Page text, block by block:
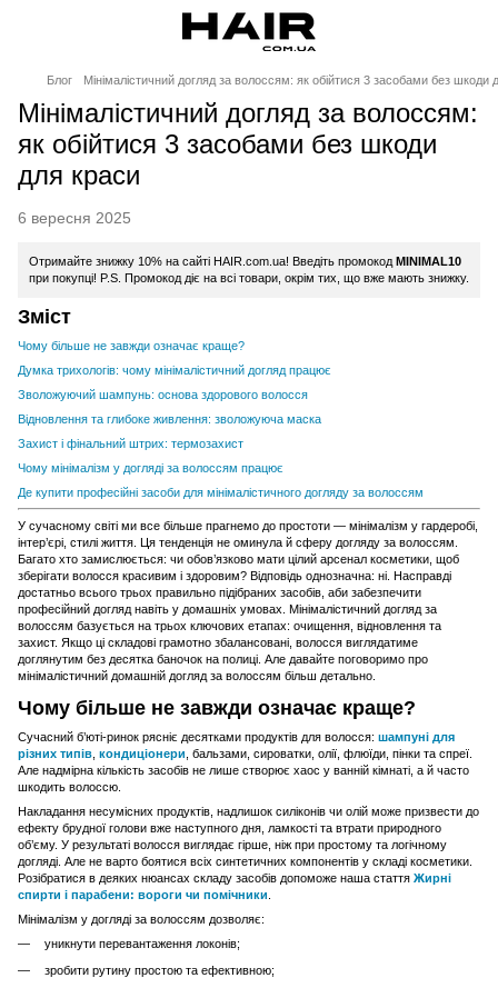
Блог Мінімалістичний догляд за волоссям: як обійтися 3 засобами без шкоди
Мінімалістичний догляд за волоссям:
як обійтися 3 засобами без шкоди
для краси
6 вересня 2025
Отримайте знижку 10% на сайті HAIR.com.ua! Введіть промокод MINIMAL10
при покупці! P.S. Промокод діє на всі товари, окрім тих, що вже мають знижку.
Зміст
Чому більше не завжди означає краще?
Думка трихологів: чому мінімалістичний догляд працює
Зволожуючий шампунь: основа здорового волосся
Відновлення та глибоке живлення: зволожуюча маска
Захист і фінальний штрих: термозахист
Чому мінімалізм у догляді за волоссям працює
Де купити професійні засоби для мінімалістичного догляду за волоссям
У сучасному світі ми все більше прагнемо до простоти — мінімалізм у гардеробі,
інтер’єрі, стилі життя. Ця тенденція не оминула й сферу догляду за волоссям.
Багато хто замислюється: чи обов’язково мати цілий арсенал косметики, щоб
зберігати волосся красивим і здоровим? Відповідь однозначна: ні. Насправді
достатньо всього трьох правильно підібраних засобів, аби забезпечити
професійний догляд навіть у домашніх умовах. Мінімалістичний догляд за
волоссям базується на трьох ключових етапах: очищення, відновлення та
захист. Якщо ці складові грамотно збалансовані, волосся виглядатиме
доглянутим без десятка баночок на полиці. Але давайте поговоримо про
мінімалістичний домашній догляд за волоссям більш детально.
Чому більше не завжди означає краще?
Сучасний б’юті-ринок рясніє десятками продуктів для волосся: шампуні для
різних типів кондиціонери , бальзами, сироватки, олії, флюїди, пінки та спреї.
Але надмірна кількість засобів не лише створює хаос у ванній кімнаті, а й часто
шкодить волоссю.
Накладання несумісних продуктів, надлишок силіконів чи олій може призвести до
ефекту брудної голови вже наступного дня, ламкості та втрати природного
об’єму. У результаті волосся виглядає гірше, ніж при простому та логічному
догляді. Але не варто боятися всіх синтетичних компонентів у складі косметики.
Розібратися в деяких нюансах складу засобів допоможе наша стаття Жирні
спирти і парабени: вороги чи помічники
Мінімалізм у догляді за волоссям дозволяє:
уникнути перевантаження локонів;
зробити рутину простою та ефективною;